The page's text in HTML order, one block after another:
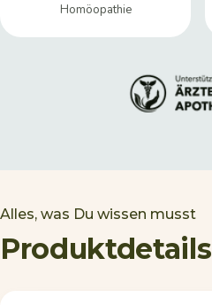
Homöopathie
Alles, was Du wissen musst
Produktdetails